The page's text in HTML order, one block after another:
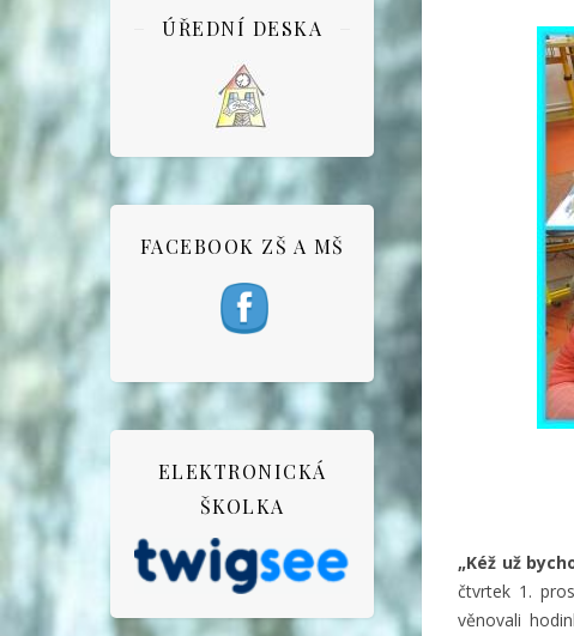
ÚŘEDNÍ DESKA
FACEBOOK ZŠ A MŠ
ELEKTRONICKÁ
ŠKOLKA
„Kéž už
čtvrtek 1.
věnovali